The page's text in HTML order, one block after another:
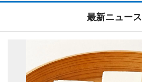
最新ニュース